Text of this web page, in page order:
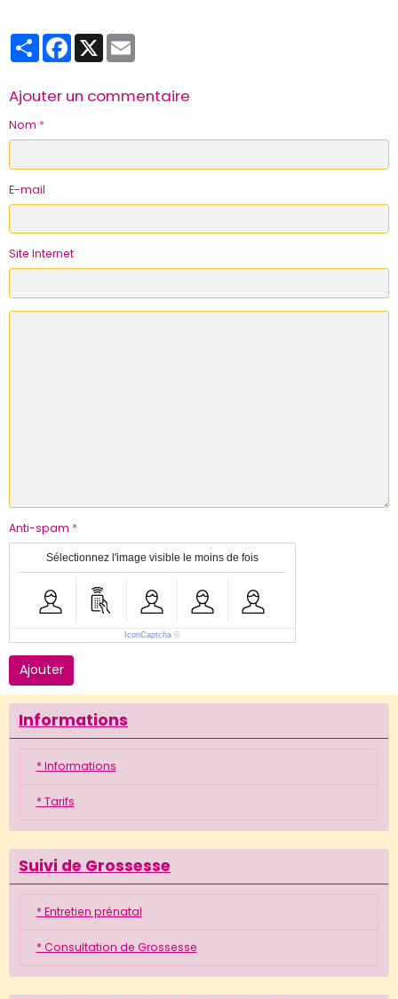
PartagerFacebook
X
Ajouter un commentaire
Nom
E-mail
Site Internet
Anti-spam
Sélectionnez l'image visible le moins de fois
IconCaptcha ©
Ajouter
Informations
* Informations
* Tarifs
Suivi de Grossesse
* Entretien prénatal
* Consultation de Grossesse